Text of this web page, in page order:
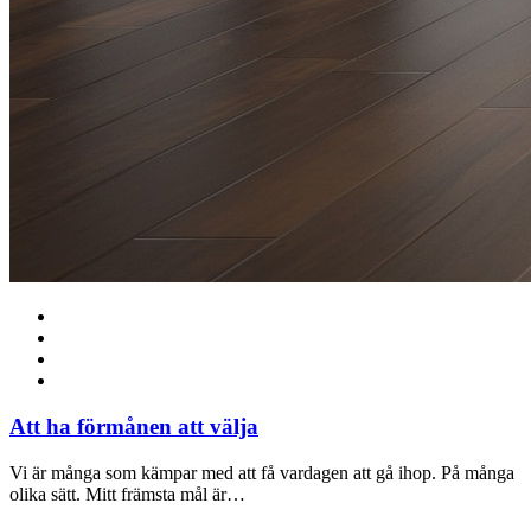
Att ha förmånen att välja
Vi är många som kämpar med att få vardagen att gå ihop. På många
olika sätt. Mitt främsta mål är…